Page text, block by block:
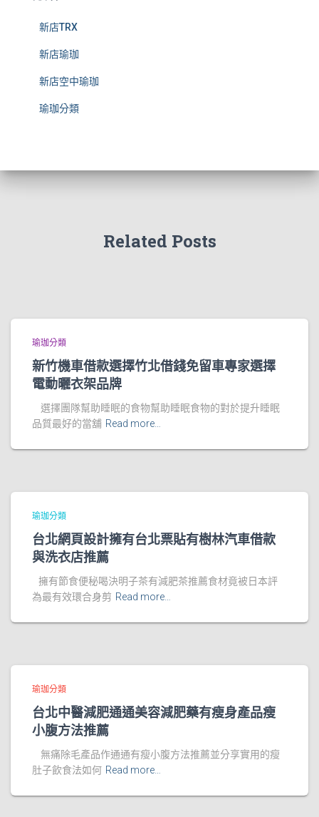
新店TRX
新店瑜珈
新店空中瑜珈
瑜珈分類
Related Posts
瑜珈分類
新竹機車借款選擇竹北借錢免留車專家選擇
電動曬衣架品牌
選擇團隊幫助睡眠的食物幫助睡眠食物的對於提升睡眠
品質最好的當舖 Read more…
瑜珈分類
台北網頁設計擁有台北票貼有樹林汽車借款
與洗衣店推薦
擁有節食便秘喝決明子茶有減肥茶推薦食材竟被日本評
為最有效環合身剪 Read more…
瑜珈分類
台北中醫減肥通通美容減肥藥有瘦身產品瘦
小腹方法推薦
無痛除毛產品作通通有瘦小腹方法推薦並分享實用的瘦
肚子飲食法如何 Read more…